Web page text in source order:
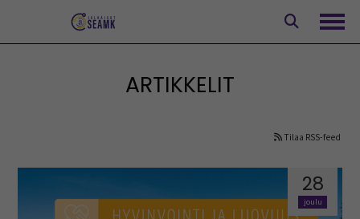
ARTIKKELIT
Tilaa RSS-feed
28
joulu